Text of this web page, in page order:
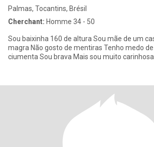
Palmas, Tocantins, Brésil
Cherchant: Homme 34 - 50
Sou baixinha 160 de altura Sou mãe de um casal de filhos Não sou
magra Não gosto de mentiras Tenho medo de ser enganado Sou
ciumenta Sou brava Mais sou muito carinhosa